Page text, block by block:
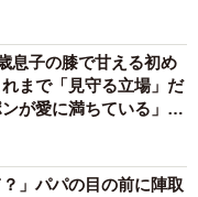
買ったものです。焼
ゴに入れたのです
クリームにしか見え
極寒だったので断念
息子の膝で甘える初め
まで「見守る立場」だ
が愛に満ちている」
」パパの目の前に陣取